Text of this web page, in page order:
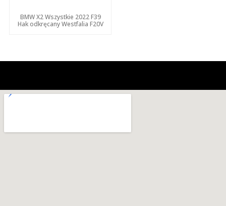
BMW X2 Wszystkie 2022 F39
Hak odkręcany Westfalia F20V